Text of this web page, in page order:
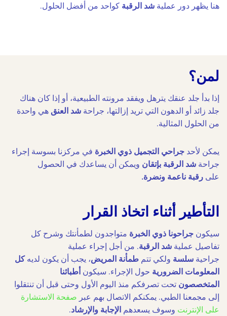
هنا يظهر دور عملية شد الرقبة كواحد من أفضل الحلول.
لمن؟
إذا بدأ جلد عنقك يترهل ويفقد مرونته الطبيعية، أو إذا كان هناك
جلد زائد أو الدهون التي تريد إزالتها، جراحة شد العنق هي واحدة
من الحلول المثالية.
يمكن لأحد جراحي التجميل ذوي الخبرة في مركزنا بسوسة إجراء
جراحة شد الرقبة بإتقان ويمكن أن يساعدك في الحصول
على رقبة ناعمة ونضرة.
التأطير أثناء اتخاذ القرار
سيكون جراحونا ذوي الخبرة متواجدون لطمأنتك وشرح كل
تفاصيل عملية شد الرقبة. من أجل إجراء عملية
جراحية سلسة ولكي تتم طمأنة المريض، يجب أن يكون لديهكل
المعلومات الضرورية حول الإجراء. سيكون أطبائنا
المتخصصون تحت تصرفكم منذ اليوم الأول وحتى قبل أن تنتقلوا
إلى مجمعنا الطبي. يمكنكم الاتصال بهم عبر صفحة الاستشارة
على الإنترنت وسوف يسعدهم الإجابة والإرشاد.